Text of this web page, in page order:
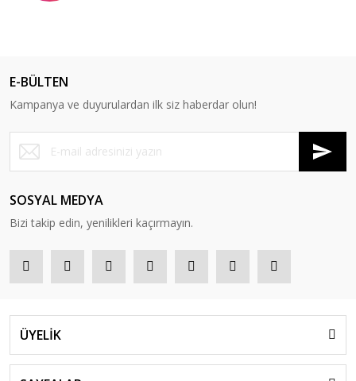
E-BÜLTEN
Kampanya ve duyurulardan ilk siz haberdar olun!
SOSYAL MEDYA
Bizi takip edin, yenilikleri kaçırmayın.
ÜYELİK